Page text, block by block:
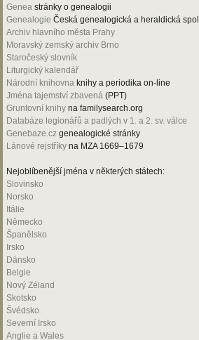
Genea stránky o genealogii
Genealogie Česká genealogická a heraldická
Archiv hlavního města Prahy
Moravský zemský archiv Brno
Staročeský slovník
Liturgický kalendář
Národní knihovna knihy a periodika on-line
Jména tajemství zbavená (PPT)
Gruntovní knihy na familysearch.org
Databáze legionářů a padlých v 1. a 2. sv. válce
Genebaze.cz genealogické stránky
Lánové rejstříky na MZA 1669–1679
Nejoblíbenější jména v některých státech:
Slovinsko
Norsko
Itálie
Německo
Španělsko
Irsko
Dánsko
Belgie
Nový Zéland
Skotsko
Švédsko
Severní Irsko
Anglie a Wales